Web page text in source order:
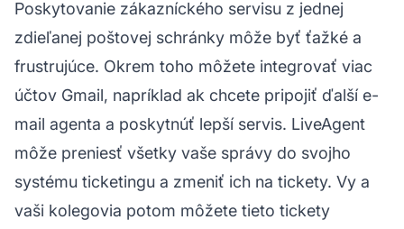
Poskytovanie zákazníckého servisu z jednej
zdieľanej poštovej schránky môže byť ťažké a
frustrujúce. Okrem toho môžete integrovať viac
účtov Gmail, napríklad ak chcete pripojiť ďalší e-
mail agenta a poskytnúť lepší servis. LiveAgent
môže preniesť všetky vaše správy do svojho
systému ticketingu a zmeniť ich na tickety. Vy a
vaši kolegovia potom môžete tieto tickety